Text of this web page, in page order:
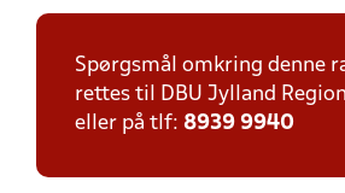
Spørgsmål omkring denne
rettes til DBU Jylland
eller på tlf: 8939 9940